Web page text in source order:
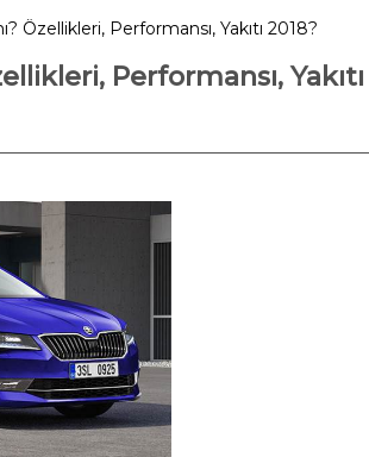
Özellikleri, Performansı, Yakıtı 2018?
Performansı, Yakıtı